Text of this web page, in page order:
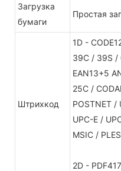
Загрузка
бумаги
Простая
Штрихкод
1D -
39C / 39S /
EAN13+5
25C /
POSTNET /
UPC-E /
MSIC /
2D -